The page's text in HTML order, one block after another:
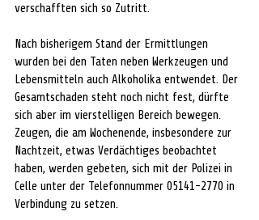
verschafften sich so Zutritt.
Nach bisherigem Stand der Ermittlungen
wurden bei den Taten neben Werkzeugen und
Lebensmitteln auch Alkoholika entwendet. Der
Gesamtschaden steht noch nicht fest, dürfte
sich aber im vierstelligen Bereich bewegen.
Zeugen, die am Wochenende, insbesondere zur
Nachtzeit, etwas Verdächtiges beobachtet
haben, werden gebeten, sich mit der Polizei in
Celle unter der Telefonnummer 05141-2770 in
Verbindung zu setzen.